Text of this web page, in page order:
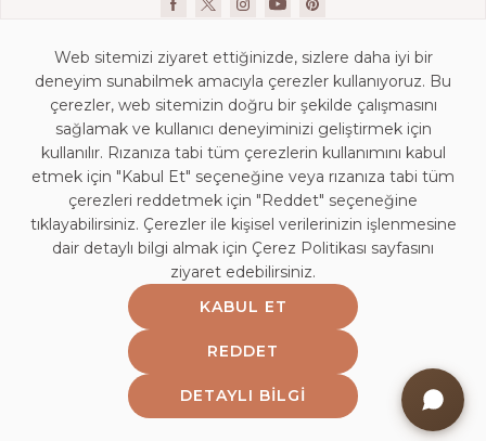
İletişim Bilgileri
KVKK Aydınlatma Beyanı
Mağaza Aydınlatma Beyanı
Kişisel Veri Saklama ve İmha Politikası
Çerez Politikası
Bilgi Toplumu Hizmetleri
Bayi Girişi
Web Bilgilendirme Yazısı
Web sitemizi ziyaret ettiğinizde, sizlere daha iyi bir
deneyim sunabilmek amacıyla çerezler kullanıyoruz. Bu
çerezler, web sitemizin doğru bir şekilde çalışmasını
sağlamak ve kullanıcı deneyiminizi geliştirmek için
kullanılır. Rızanıza tabi tüm çerezlerin kullanımını kabul
etmek için "Kabul Et" seçeneğine veya rızanıza tabi tüm
çerezleri reddetmek için "Reddet" seçeneğine
tıklayabilirsiniz. Çerezler ile kişisel verilerinizin işlenmesine
dair detaylı bilgi almak için Çerez Politikası sayfasını
ziyaret edebilirsiniz.
KABUL ET
REDDET
DETAYLI BILGI